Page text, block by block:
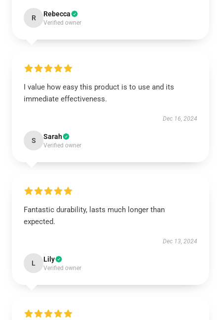
R Rebecca
Verified owner
I value how easy this product is to use and its
immediate effectiveness.
Dec 16, 2024
S Sarah
Verified owner
Fantastic durability, lasts much longer than
expected.
Dec 13, 2024
L Lily
Verified owner